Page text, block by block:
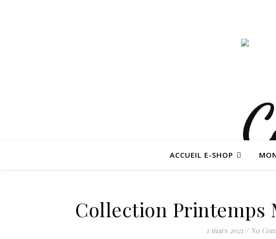
ACCUEIL E-SHOP
Collection Printemps
1 mars 2021 / No